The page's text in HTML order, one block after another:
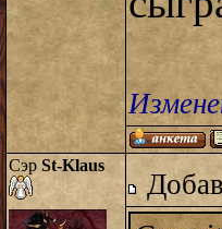
Сэр St-Klaus